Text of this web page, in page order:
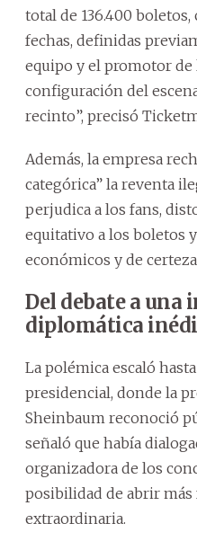
total de 136.400
fechas, definidas
equipo y el promotor de
configuración del
recinto”, precisó
Además, la empresa
categórica” la reventa
perjudica a los fans,
equitativo a los boletos
económicos y de
Del debate a
diplomática
La polémica escaló
presidencial, donde la
Sheinbaum reconoció
señaló que había
organizadora de los
posibilidad de abrir más
extraordinaria.